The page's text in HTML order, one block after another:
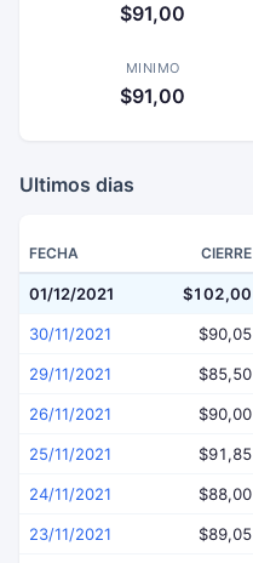
$91,00
MINIMO
$91,00
Ultimos dias
FECHA CIERRE
01/12/2021 $102,00
30/11/2021 $90,05
29/11/2021 $85,50
26/11/2021 $90,00
25/11/2021 $91,85
24/11/2021 $88,00
23/11/2021 $89,05